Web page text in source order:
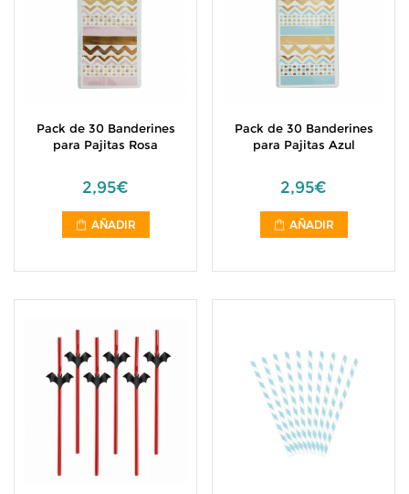
Pack de 30 Banderines
para Pajitas Rosa
2,95€
AÑADIR
Pack de 30 Banderines
para Pajitas Azul
2,95€
AÑADIR